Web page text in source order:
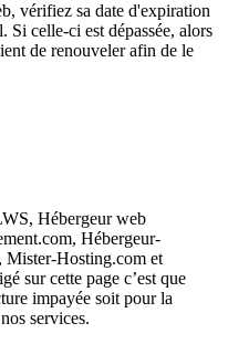
vérifiez sa date d'expiration
Si celle-ci est dépassée, alors
de renouveler afin de le
Hébergeur web
Hébergeur-
Mister-Hosting.com et
sur cette page c’est que
impayée soit pour la
services.